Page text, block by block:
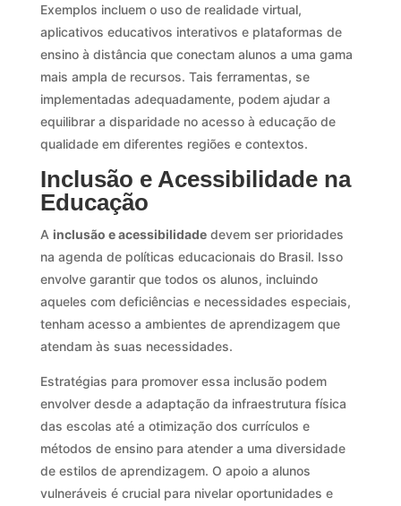
Exemplos incluem o uso de realidade virtual,
aplicativos educativos interativos e plataformas de
ensino à distância que conectam alunos a uma gama
mais ampla de recursos. Tais ferramentas, se
implementadas adequadamente, podem ajudar a
equilibrar a disparidade no acesso à educação de
qualidade em diferentes regiões e contextos.
Inclusão e Acessibilidade na
Educação
A inclusão e acessibilidadedevem ser prioridades
na agenda de políticas educacionais do Brasil. Isso
envolve garantir que todos os alunos, incluindo
aqueles com deficiências e necessidades especiais,
tenham acesso a ambientes de aprendizagem que
atendam às suas necessidades.
Estratégias para promover essa inclusão podem
envolver desde a adaptação da infraestrutura física
das escolas até a otimização dos currículos e
métodos de ensino para atender a uma diversidade
de estilos de aprendizagem. O apoio a alunos
vulneráveis é crucial para nivelar oportunidades e